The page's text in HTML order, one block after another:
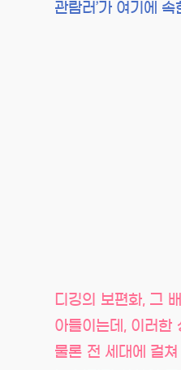
관람러’가 여기에 속
디깅의 보편화, 그
아들이는데, 이러한
물론 전 세대에 걸